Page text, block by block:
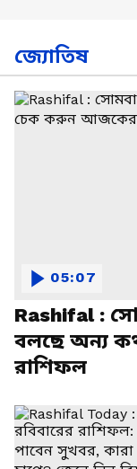
জ্যোতিষ
Rashifal :
বলছে অন্য
রাশিফল
05:07